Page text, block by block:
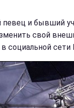
певец и бывший
свой
социальной сети